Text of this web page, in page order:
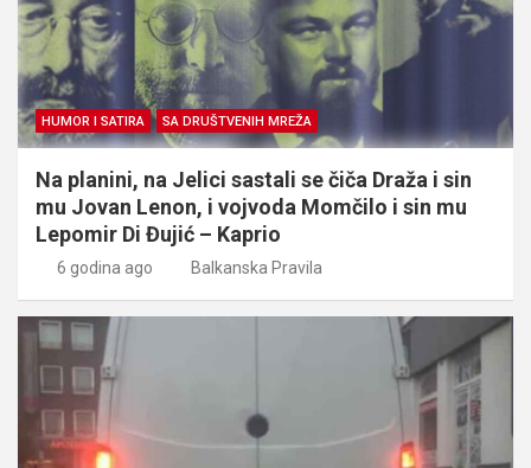
HUMOR I SATIRA SA DRUŠTVENIH MREŽA
Na planini, na Jelici sastali se čiča Draža i sin
mu Jovan Lenon, i vojvoda Momčilo i sin mu
Lepomir Di Đujić – Kaprio
6 godina ago Balkanska Pravila